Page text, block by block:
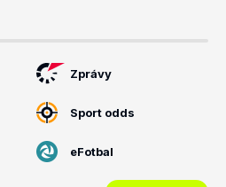
Zprávy
Sport odds
eFotbal